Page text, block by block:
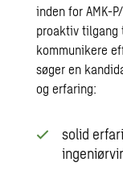
inden for AMK-
proaktiv tilgang
kommunikere
søger en
og erfaring:
solid